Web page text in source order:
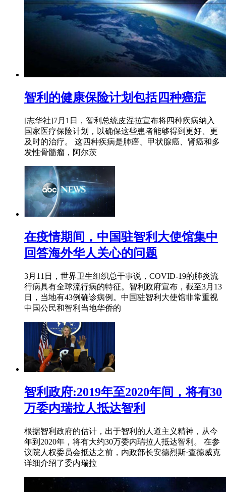
智利的健康保险计划包括四种癌症
[志华社]7月1日，智利总统皮涅拉宣布将四种疾病纳入
国家医疗保险计划，以确保这些患者能够得到更好、更
及时的治疗。 这四种疾病是肺癌、甲状腺癌、肾癌和多
发性骨髓瘤，阿尔茨
在疫情期间，中国驻智利大使馆集中
回答海外华人关心的问题
3月11日，世界卫生组织总干事说，COVID-19的肺炎流
行病具有全球流行病的特征。智利政府宣布，截至3月13
日，当地有43例确诊病例。中国驻智利大使馆非常重视
中国公民和智利当地华侨的
智利政府:2019年至2020年间，将有30
万委内瑞拉人抵达智利
根据智利政府的估计，出于智利的人道主义精神，从今
年到2020年，将有大约30万委内瑞拉人抵达智利。 在参
议院人权委员会抵达之前，内政部长安德烈斯·查德威克
详细介绍了委内瑞拉